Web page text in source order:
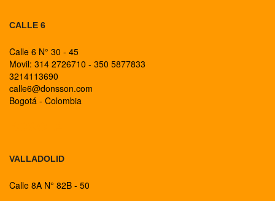
CALLE 6
Calle 6 N° 30 - 45
Movil: 314 2726710 - 350 5877833
3214113690
calle6@donsson.com
Bogotá - Colombia
VALLADOLID
Calle 8A N° 82B - 50